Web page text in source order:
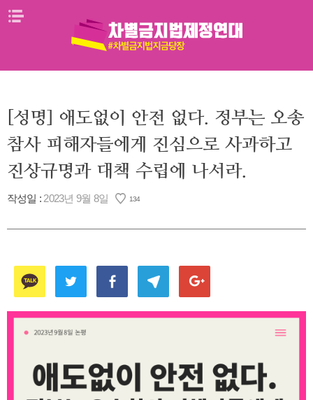
Skip
[성명] 애도없이 안전 없다. 정부는 오송
참사 피해자들에게 진심으로 사과하고
진상규명과 대책 수립에 나서라.
작성일 : 2023년 9월 8일 134